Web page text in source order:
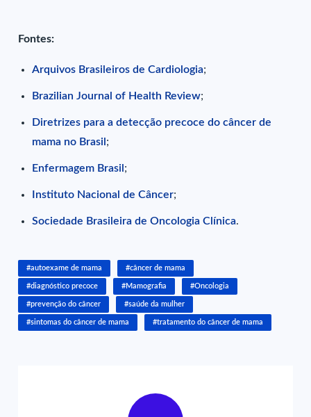
Fontes:
Arquivos Brasileiros de Cardiologia;
Brazilian Journal of Health Review;
Diretrizes para a detecção precoce do câncer de
mama no Brasil ;
Enfermagem Brasil ;
Instituto Nacional de Câncer;
Sociedade Brasileira de Oncologia Clínica.
#autoexame de mama #câncer de mama
#diagnóstico precoce #Mamografia #Oncologia
#prevenção do câncer #saúde da mulher
#sintomas do câncer de mama #tratamento do câncer de mama